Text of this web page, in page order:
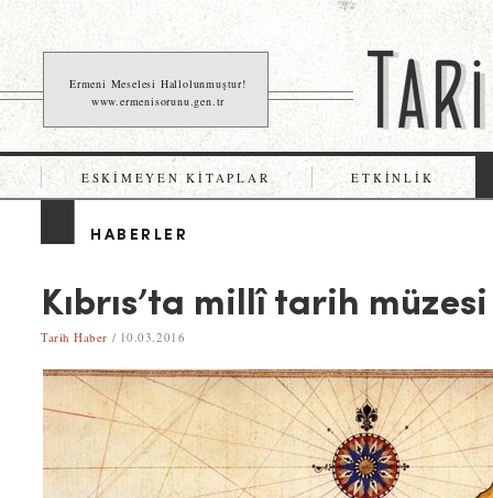
Ermeni Meselesi Hallolunmuştur!
www.ermenisorunu.gen.tr
ESKIMEYEN KITAPLAR ETKINLIK
HABERLER
Kıbrıs’ta millî tarih müzesi
Tarih Haber / 10.03.2016